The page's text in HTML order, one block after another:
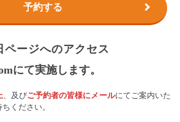
予約する
ページへのアクセス
にて実施します。
、及びご予約者の皆様にメールにてご案内いた
ください。